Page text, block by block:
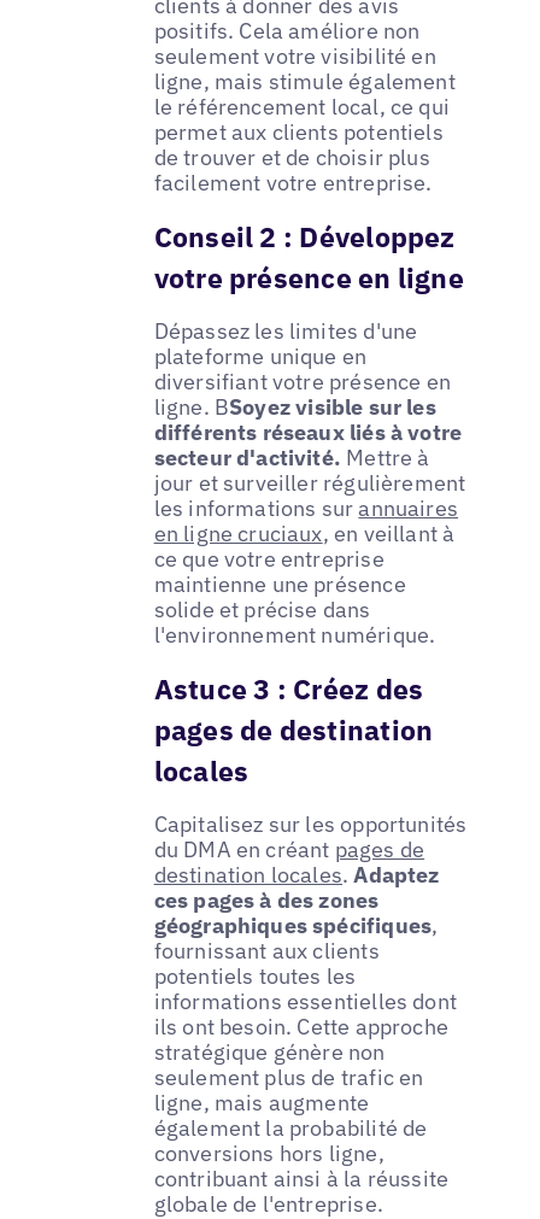
clients à donner des avis
positifs. Cela améliore non
seulement votre visibilité en
ligne, mais stimule également
le référencement local, ce qui
permet aux clients potentiels
de trouver et de choisir plus
facilement votre entreprise.
Conseil 2 : Développez
votre présence en ligne
Dépassez les limites d'une
plateforme unique en
diversifiant votre présence en
ligne. BSoyez visible sur les
différents réseaux liés à votre
secteur d'activité. Mettre à
jour et surveiller régulièrement
les informations surannuaires
en ligne cruciaux, en veillant à
ce que votre entreprise
maintienne une présence
solide et précise dans
l'environnement numérique.
Astuce 3 : Créez des
pages de destination
locales
Capitalisez sur les opportunités
du DMA en créant pages de
destination locales.Adaptez
ces pages à des zones
géographiques spécifiques,
fournissant aux clients
potentiels toutes les
informations essentielles dont
ils ont besoin. Cette approche
stratégique génère non
seulement plus de trafic en
ligne, mais augmente
également la probabilité de
conversions hors ligne,
contribuant ainsi à la réussite
globale de l'entreprise.